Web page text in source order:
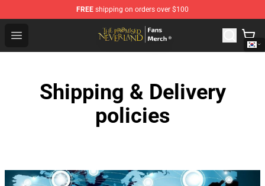
FREE shipping on orders over $100
Open menu
The Promised Neverland Store - Official The Promised
Shipping & Delivery
policies